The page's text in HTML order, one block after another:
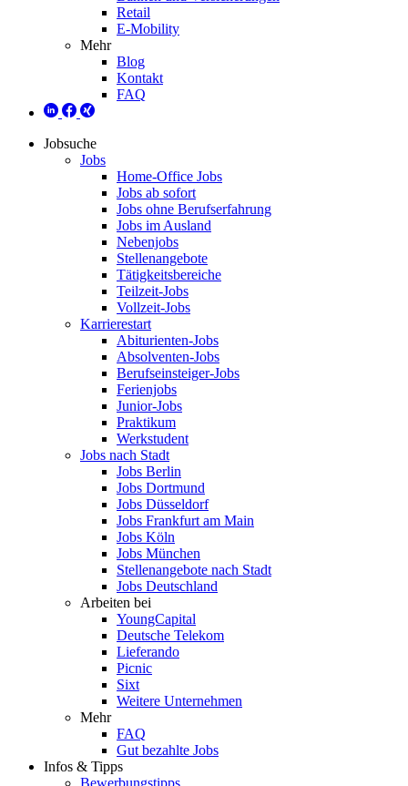
Retail
E-Mobility
Mehr
Blog
Kontakt
FAQ
Jobsuche
Jobs
Home-Office Jobs
Jobs ab sofort
Jobs ohne Berufserfahrung
Jobs im Ausland
Nebenjobs
Stellenangebote
Tätigkeitsbereiche
Teilzeit-Jobs
Vollzeit-Jobs
Karrierestart
Abiturienten-Jobs
Absolventen-Jobs
Berufseinsteiger-Jobs
Ferienjobs
Junior-Jobs
Praktikum
Werkstudent
Jobs nach Stadt
Jobs Berlin
Jobs Dortmund
Jobs Düsseldorf
Jobs Frankfurt am Main
Jobs Köln
Jobs München
Stellenangebote nach Stadt
Jobs Deutschland
Arbeiten bei
YoungCapital
Deutsche Telekom
Lieferando
Picnic
Sixt
Weitere Unternehmen
Mehr
FAQ
Gut bezahlte Jobs
Infos & Tipps
Bewerbungstipps